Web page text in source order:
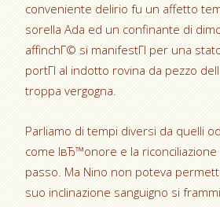
conveniente delirio fu un affetto
sorella Ada ed un confinante di
affinchГ© si manifestГІ per una
portГІ al indotto rovina da pezzo
troppa vergogna.
Parliamo di tempi diversi da quelli
come lвЂ™onore e la
passo. Ma Nino non poteva
suo inclinazione sanguigno si